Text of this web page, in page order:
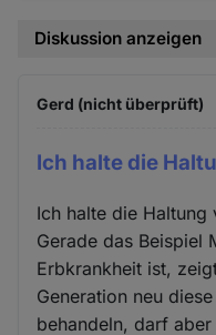
Diskussion anzeigen
Gerd (nicht überprüft)
Ich halte die
Ich halte die
Gerade das Beispiel
Erbkrankheit ist,
Generation neu
behandeln, darf